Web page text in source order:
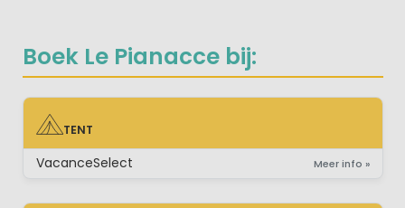
Boek Le Pianacce bij:
TENT
TENT
VacanceSelect Meer info »